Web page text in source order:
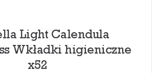
Light Calendula
Wkładki higieniczne
x52